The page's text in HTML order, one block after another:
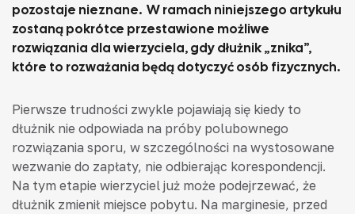
pozostaje nieznane. W ramach niniejszego artykułu
zostaną pokrótce przestawione możliwe
rozwiązania dla wierzyciela, gdy dłużnik „znika”,
które to rozważania będą dotyczyć osób fizycznych.
Pierwsze trudności zwykle pojawiają się kiedy to
dłużnik nie odpowiada na próby polubownego
rozwiązania sporu, w szczególności na wystosowane
wezwanie do zapłaty, nie odbierając korespondencji.
Na tym etapie wierzyciel już może podejrzewać, że
dłużnik zmienił miejsce pobytu. Na marginesie, przed